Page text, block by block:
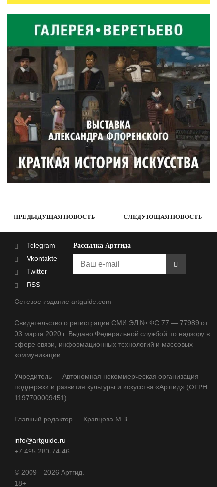
ПРЕДЫДУЩАЯ НОВОСТЬ СЛЕДУЮЩАЯ НОВОСТЬ
Telegram
Vkontakte
Twitter
RSS
Рассылка Артгида
Сетевое издание artguide.com
Свидетельство о регистрации СМИ ЭЛ № ФС 77 — 77989 от
03 марта 2020 г. Выдано Федеральной службой по надзору в
сфере связи, информационных технологий и массовых
коммуникаций.
Учредитель — Автономная некоммерческая организация
поддержки и развития культуры и искусства «Артгид» (ОГРН
1197700009451).
Главный редактор — Кравцова М.В.
info@artguide.ru
+7 495 280-74-46
© 2009—2026 Артгид.
18+